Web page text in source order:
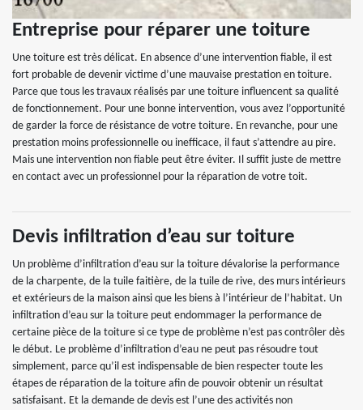
Entreprise pour réparer une toiture
Une toiture est très délicat. En absence d’une intervention fiable, il est
fort probable de devenir victime d’une mauvaise prestation en toiture.
Parce que tous les travaux réalisés par une toiture influencent sa qualité
de fonctionnement. Pour une bonne intervention, vous avez l’opportunité
de garder la force de résistance de votre toiture. En revanche, pour une
prestation moins professionnelle ou inefficace, il faut s’attendre au pire.
Mais une intervention non fiable peut être éviter. Il suffit juste de mettre
en contact avec un professionnel pour la réparation de votre toit.
Devis infiltration d’eau sur toiture
Un problème d’infiltration d’eau sur la toiture dévalorise la performance
de la charpente, de la tuile faitière, de la tuile de rive, des murs intérieurs
et extérieurs de la maison ainsi que les biens à l’intérieur de l’habitat. Un
infiltration d’eau sur la toiture peut endommager la performance de
certaine pièce de la toiture si ce type de problème n’est pas contrôler dès
le début. Le problème d’infiltration d’eau ne peut pas résoudre tout
simplement, parce qu’il est indispensable de bien respecter toute les
étapes de réparation de la toiture afin de pouvoir obtenir un résultat
satisfaisant. Et la demande de devis est l’une des activités non